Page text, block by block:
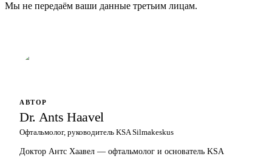
Мы не передаём ваши данные третьим лицам.
АВТОР
Dr. Ants Haavel
Офтальмолог, руководитель KSA Silmakeskus
Доктор Антс Хаавел — офтальмолог и основатель KSA